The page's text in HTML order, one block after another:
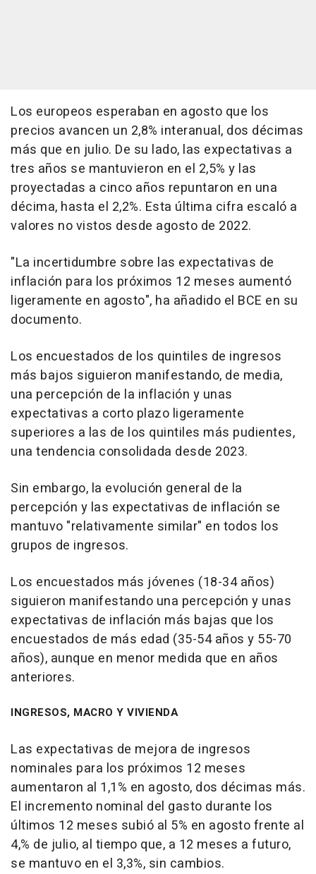
Los europeos esperaban en agosto que los
precios avancen un 2,8% interanual, dos décimas
más que en julio. De su lado, las expectativas a
tres años se mantuvieron en el 2,5% y las
proyectadas a cinco años repuntaron en una
décima, hasta el 2,2%. Esta última cifra escaló a
valores no vistos desde agosto de 2022.
"La incertidumbre sobre las expectativas de
inflación para los próximos 12 meses aumentó
ligeramente en agosto", ha añadido el BCE en su
documento.
Los encuestados de los quintiles de ingresos
más bajos siguieron manifestando, de media,
una percepción de la inflación y unas
expectativas a corto plazo ligeramente
superiores a las de los quintiles más pudientes,
una tendencia consolidada desde 2023.
Sin embargo, la evolución general de la
percepción y las expectativas de inflación se
mantuvo "relativamente similar" en todos los
grupos de ingresos.
Los encuestados más jóvenes (18-34 años)
siguieron manifestando una percepción y unas
expectativas de inflación más bajas que los
encuestados de más edad (35-54 años y 55-70
años), aunque en menor medida que en años
anteriores.
INGRESOS, MACRO Y VIVIENDA
Las expectativas de mejora de ingresos
nominales para los próximos 12 meses
aumentaron al 1,1% en agosto, dos décimas más.
El incremento nominal del gasto durante los
últimos 12 meses subió al 5% en agosto frente al
4,% de julio, al tiempo que, a 12 meses a futuro,
se mantuvo en el 3,3%, sin cambios.